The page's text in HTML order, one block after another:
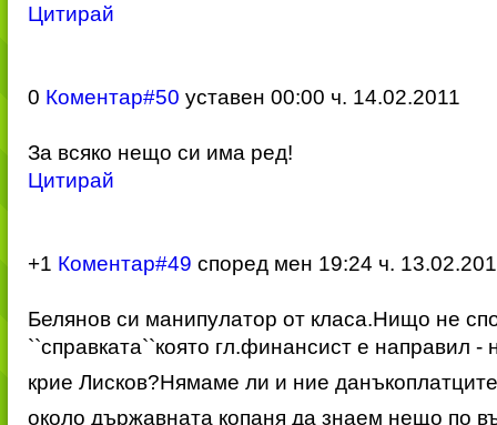
Цитирай
0 Коментар#50 уставен 00:00 ч. 14.02.2011
За всяко нещо си има ред!
Цитирай
+1 Коментар#49 според мен 19:24 ч.
Белянов си манипулатор от класа.Нищо не
``справката``която гл.финансист е направил -
крие Лисков?Нямаме ли и ние
около държавната копаня да знаем нещо по